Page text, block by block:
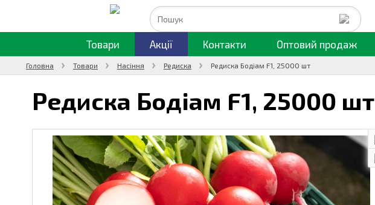
Товари Акції Контакти Оптовий продаж
Головна Товари Насіння Редиска Редиска Бодіам F1, 25000 шт
Редиска Бодіам F1, 25000 шт